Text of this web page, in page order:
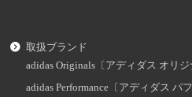
取扱ブランド
adidas Originals〔アディダス オリジ
adidas Performance〔アディダス パ